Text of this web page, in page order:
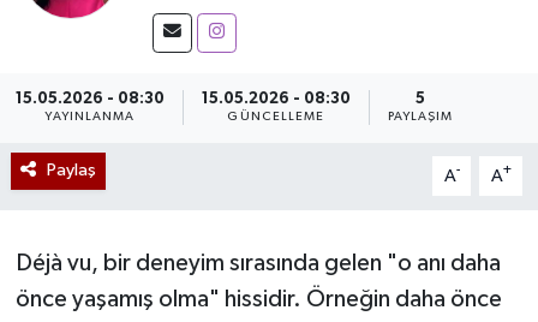
15.05.2026 - 08:30
YAYINLANMA
15.05.2026 - 08:30
GÜNCELLEME
5
PAYLAŞIM
Paylaş A- A+
Déjà vu, bir deneyim sırasında gelen "o anı daha
önce yaşamış olma" hissidir. Örneğin daha önce
Mevzuat